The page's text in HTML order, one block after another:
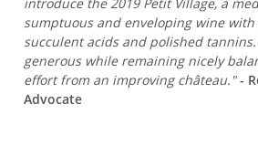
sumptuous and enveloping wine
succulent acids and polished
generous while remaining nicely
effort from an improving château." -
Advocate